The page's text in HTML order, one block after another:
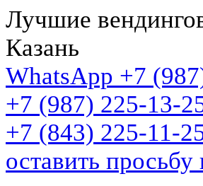
Лучшие
Казань
WhatsApp +7
+7 (987) 225-13-
+7 (843) 225-11-
оставить просьбу